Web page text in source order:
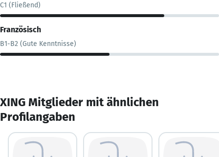
C1 (Fließend)
Französisch
B1-B2 (Gute Kenntnisse)
XING Mitglieder mit ähnlichen
Profilangaben